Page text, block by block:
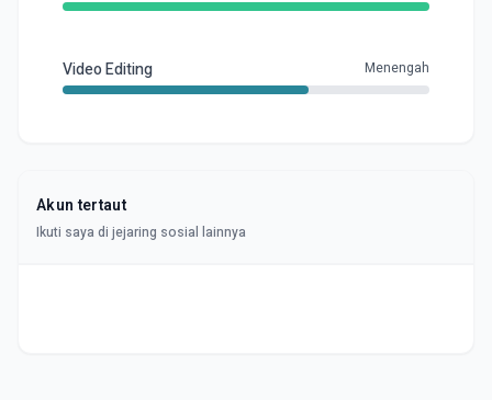
Video Editing Menengah
Akun tertaut
Ikuti saya di jejaring sosial lainnya